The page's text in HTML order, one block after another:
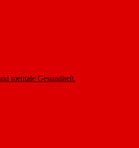
mentale Gesundheit.